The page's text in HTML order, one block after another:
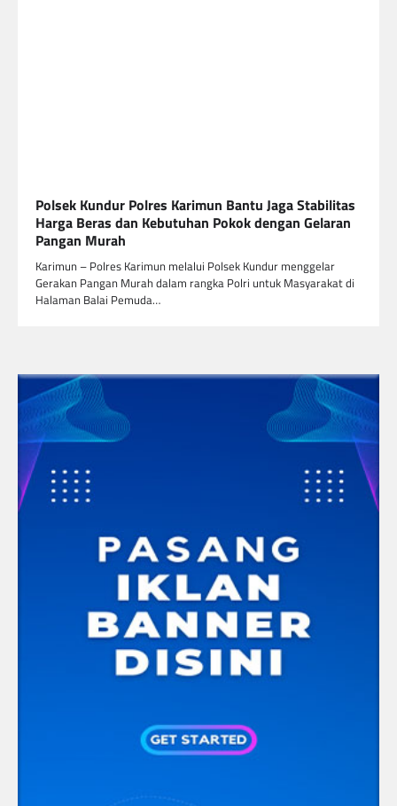
Polsek Kundur Polres Karimun Bantu Jaga Stabilitas
Harga Beras dan Kebutuhan Pokok dengan Gelaran
Pangan Murah
Karimun – Polres Karimun melalui Polsek Kundur menggelar
Gerakan Pangan Murah dalam rangka Polri untuk Masyarakat di
Halaman Balai Pemuda…